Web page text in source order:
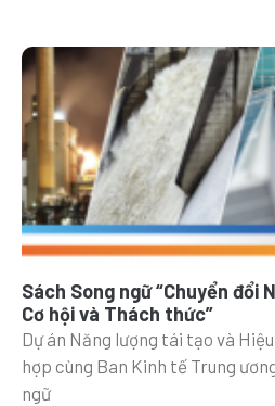
Sách Song ngữ “Chuyển đổi
Cơ hội và Thách thức”
Dự án Năng lượng tái tạo và
hợp cùng Ban Kinh tế Trung
ngữ